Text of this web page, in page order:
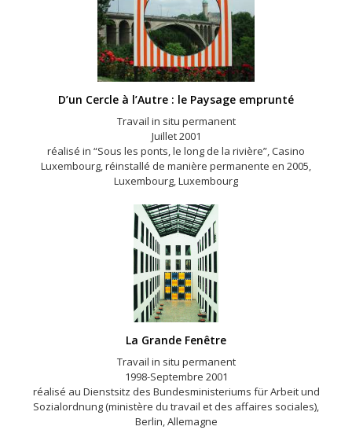
D’un Cercle à l’Autre : le Paysage emprunté
Travail in situ permanent
Juillet 2001
réalisé in “Sous les ponts, le long de la rivière”, Casino
Luxembourg, réinstallé de manière permanente en 2005,
Luxembourg, Luxembourg
La Grande Fenêtre
Travail in situ permanent
1998-Septembre 2001
réalisé au Dienstsitz des Bundesministeriums für Arbeit und
Sozialordnung (ministère du travail et des affaires sociales),
Berlin, Allemagne